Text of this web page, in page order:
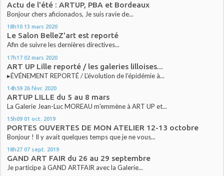
Actu de l'été : ARTUP, PBA et Bordeaux
Bonjour chers aficionados, Je suis ravie de...
18h10 13 mars 2020
Le Salon BelleZ'art est reporté
Afin de suivre les dernières directives...
17h17 02 mars 2020
ART UP Lille reporté / les galeries lilloises...
▸ÉVÉNEMENT REPORTÉ / L’évolution de l’épidémie à...
14h59 26 févr. 2020
ARTUP LILLE du 5 au 8 mars
La Galerie Jean-Luc MOREAU m'emmène à ART UP et...
15h09 01 oct. 2019
PORTES OUVERTES DE MON ATELIER 12-13 octobre
Bonjour ! Il y avait quelques temps que je ne vous...
18h27 07 sept. 2019
GAND ART FAIR du 26 au 29 septembre
Je participe à GAND ARTFAIR avec la Galerie...